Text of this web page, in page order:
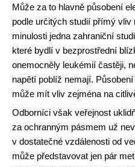
Může za to hlavně působení
podle určitých studií přímý
minulosti jedna zahraniční
které bydlí v bezprostřední
onemocněly leukémií častěji,
napětí poblíž nemají.
může mít vliv zejména na
Odborníci však veřejnost
za ochranným pásmem už
v dostatečné vzdálenosti od
může představovat jen pár